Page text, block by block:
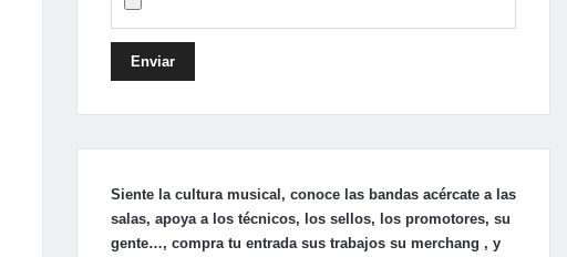
Enviar
Siente la cultura musical, conoce las bandas acércate a las
salas, apoya a los técnicos, los sellos, los promotores, su
gente…, compra tu entrada sus trabajos su merchang , y